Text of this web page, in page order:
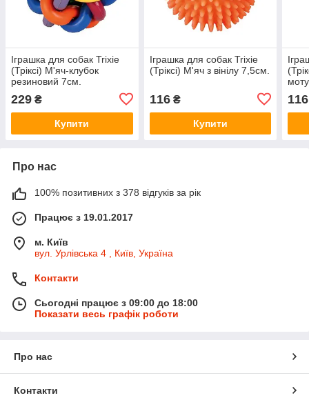
Іграшка для собак Trixie
(Тріксі) М'яч-клубок
резиновий 7см.
229 ₴
Купити
Іграшка для собак Trixie
(Тріксі) М'яч з вінілу 7,5см.
116₴
Купити
116
Про нас
100% позитивних з 378 відгуків за рік
Працює з 19.01.2017
м. Київ
вул. Урлівська 4 , Київ, Україна
Контакти
Сьогодні працює з 09:00 до 18:00
Показати весь графік роботи
Про нас
Контакти